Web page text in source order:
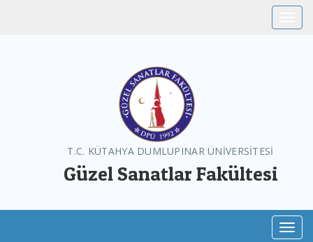
T.C. KÜTAHYA DUMLUPINAR ÜNİVERSİTESİ
Güzel Sanatlar Fakültesi